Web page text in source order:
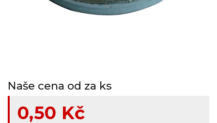
Naše cena od za ks
0,50 Kč